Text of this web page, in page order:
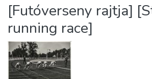
Statistics
About us
[Futóverseny rajtja]
running race]